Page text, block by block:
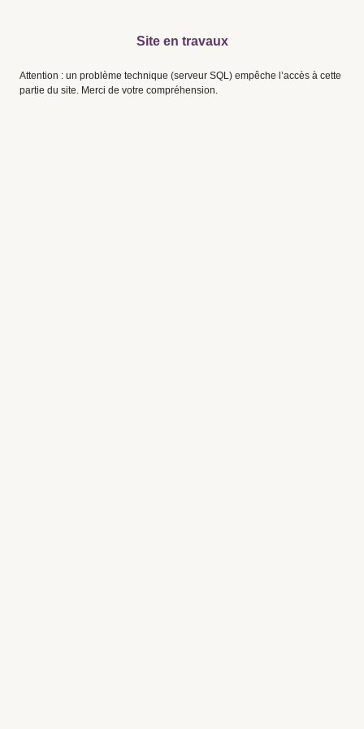
Site en travaux
Attention : un problème technique (serveur SQL) empêche l’accès à cette
partie du site. Merci de votre compréhension.